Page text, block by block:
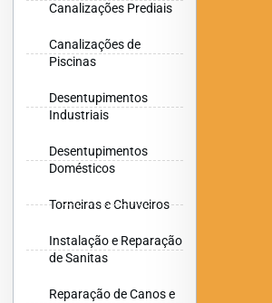
Canalizações Prediais
Canalizações de
Piscinas
Desentupimentos
Industriais
Desentupimentos
Domésticos
Torneiras e Chuveiros
Instalação e Reparação
de Sanitas
Reparação de Canos e